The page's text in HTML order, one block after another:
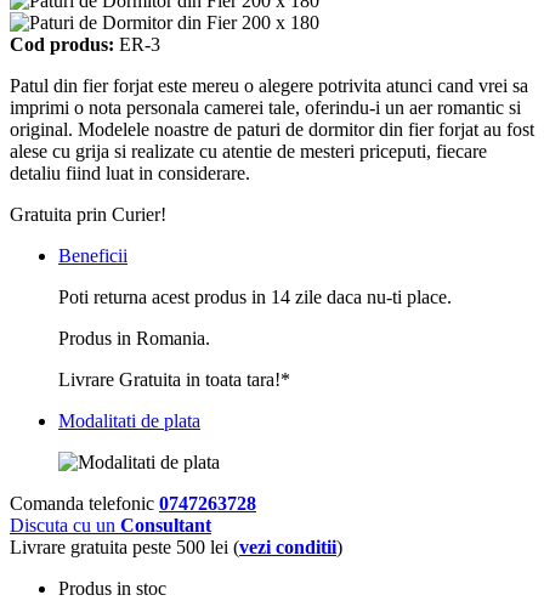
Cod produs: ER-3
Patul din fier forjat este mereu o alegere potrivita atunci cand vrei sa
imprimi o nota personala camerei tale, oferindu-i un aer romantic si
original. Modelele noastre de paturi de dormitor din fier forjat au fost
alese cu grija si realizate cu atentie de mesteri priceputi, fiecare
detaliu fiind luat in considerare.
Gratuita prin Curier!
Beneficii
Poti returna acest produs in 14 zile daca nu-ti place.
Produs in Romania.
Livrare Gratuita in toata tara!*
Modalitati de plata
Comanda telefonic 0747263728
Discuta cu un Consultant
Livrare gratuita peste 500 lei (vezi conditii)
Produs in stoc